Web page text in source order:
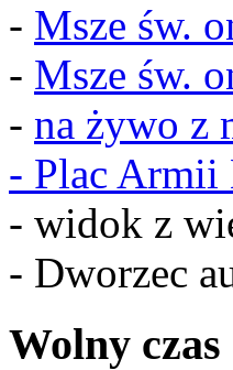
- Msze św.
- Msze św.
- na żywo z
- Plac
- widok z
- Dworzec
Wolny czas